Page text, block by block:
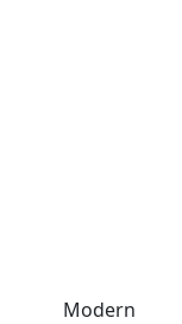
Modern